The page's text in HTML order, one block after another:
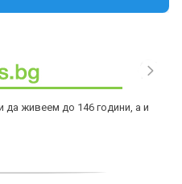
живеем до 146 години, а и